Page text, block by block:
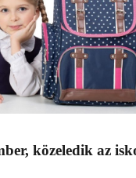
közeledik az